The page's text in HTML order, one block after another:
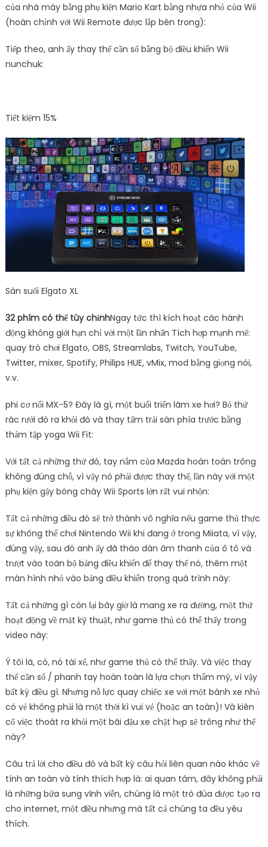
của nhà máy bằng phụ kiện Mario Kart bằng nhựa nhỏ của Wii
(hoàn chỉnh với Wii Remote được lắp bên trong):
Tiếp theo, anh ấy thay thế cần số bằng bộ điều khiển Wii
nunchuk:
Tiết kiệm 15%
Sàn suối Elgato XL
32 phím có thể tùy chỉnhNgay tức thì kích hoạt các hành
động không giới hạn chỉ với một lần nhấn Tích hợp mạnh mẽ:
quay trò chơi Elgato, OBS, Streamlabs, Twitch, YouTube,
Twitter, mixer, Spotify, Philips HUE, vMix, mod bằng giọng nói,
v.v.
phi cơ nổi MX-5? Đây là gì, một buổi triển lãm xe hơi? Bỏ thứ
rác rưởi đó ra khỏi đó và thay tấm trải sàn phía trước bằng
thảm tập yoga Wii Fit:
Với tất cả những thứ đó, tay nắm của Mazda hoàn toàn trông
không đúng chỗ, vì vậy nó phải được thay thế, lần này với một
phụ kiện gậy bóng chày Wii Sports lớn rất vui nhộn:
Tất cả những điều đó sẽ trở thành vô nghĩa nếu game thủ thực
sự không thể chơi Nintendo Wii khi đang ở trong Miiata, vì vậy,
đúng vậy, sau đó anh ấy đã tháo dàn âm thanh của ô tô và
trượt vào toàn bộ bảng điều khiển để thay thế nó, thêm một
màn hình nhỏ vào bảng điều khiển trong quá trình này:
Tất cả những gì còn lại bây giờ là mang xe ra đường, một thứ
hoạt động về mặt kỹ thuật, như game thủ có thể thấy trong
video này:
Ý tôi là, có, nó tài xế, như game thủ có thể thấy. Và việc thay
thế cần số / phanh tay hoàn toàn là lựa chọn thẩm mỹ, vì vậy
bất kỳ điều gì. Nhưng nỗ lực quay chiếc xe với một bánh xe nhỏ
có vẻ không phải là một thời kì vui vẻ (hoặc an toàn)! Và kiên
cố việc thoát ra khỏi một bãi đậu xe chật hẹp sẽ trông như thế
này?
Câu trả lời cho điều đó và bất kỳ câu hỏi liên quan nào khác về
tính an toàn và tính thích hợp là: ai quan tâm, đây không phải
là những bửa sung vĩnh viễn, chúng là một trò đùa được tạo ra
cho internet, một điều nhưng mà tất cả chúng ta đều yêu
thích.